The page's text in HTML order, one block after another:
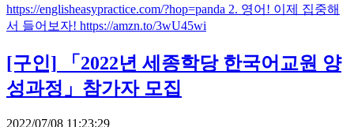
https://englisheasypractice.com/?hop=panda 2. 영어! 이제 집중해
서 들어보자! https://amzn.to/3wU45wi
[구인] 「2022년 세종학당 한국어교원 양
성과정」참가자 모집
2022/07/08 11:23:29